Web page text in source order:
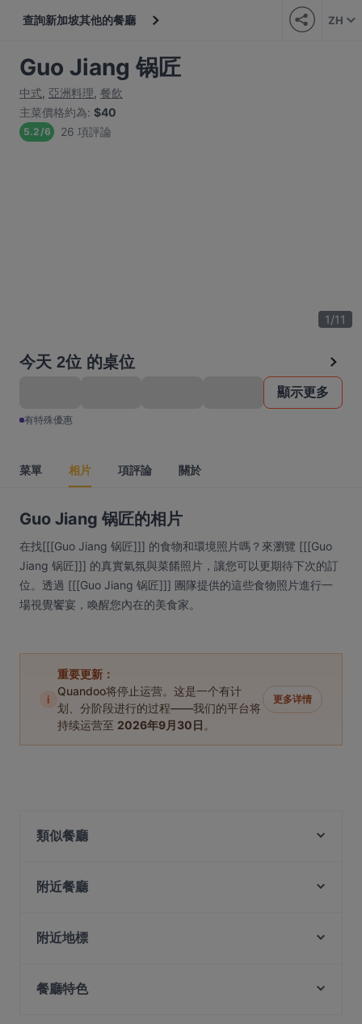
查詢新加坡其他的餐廳 ZH
Guo Jiang 锅匠
中式, 亞洲料理, 餐飲
主菜價格約為: $40
5.2/6 26 項評論
1/11
今天 2位 的桌位
顯示更多
有特殊優惠
菜單 相片 項評論 關於
Guo Jiang 锅匠的相片
在找[[[Guo Jiang 锅匠]]] 的食物和環境照片嗎？來瀏覽 [[[Guo
Jiang 锅匠]]] 的真實氣氛與菜餚照片，讓您可以更期待下次的訂
位。透過 [[[Guo Jiang 锅匠]]] 團隊提供的這些食物照片進行一
場視覺饗宴，喚醒您內在的美食家。
i
重要更新：
Quandoo将停止运营。这是一个有计
划、分阶段进行的过程——我们的平台将
持续运营至 2026年9月30日 。
更多详情
類似餐廳
Shi San Yao 食叁妖 - 泡椒三绝
Si Wei Mao Cai 思味冒菜
Rong Fu Ji Hai Xian Xiao Guan 荣福记海鲜小馆
附近餐廳
La Table D'Emma
Waku-Shin Yakiniku
附近地標
The Central, 新加坡
餐廳特色